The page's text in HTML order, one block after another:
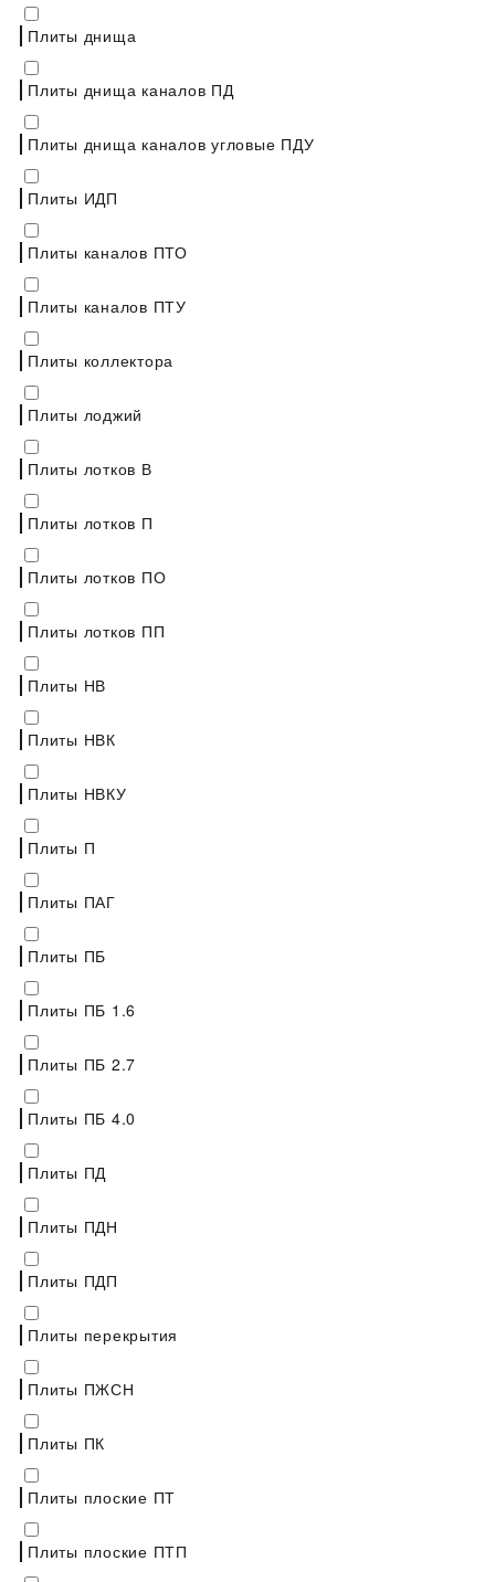
Плиты днища
Плиты днища каналов ПД
Плиты днища каналов угловые ПДУ
Плиты ИДП
Плиты каналов ПТО
Плиты каналов ПТУ
Плиты коллектора
Плиты лоджий
Плиты лотков В
Плиты лотков П
Плиты лотков ПО
Плиты лотков ПП
Плиты НВ
Плиты НВК
Плиты НВКУ
Плиты П
Плиты ПАГ
Плиты ПБ
Плиты ПБ 1.6
Плиты ПБ 2.7
Плиты ПБ 4.0
Плиты ПД
Плиты ПДН
Плиты ПДП
Плиты перекрытия
Плиты ПЖСН
Плиты ПК
Плиты плоские ПТ
Плиты плоские ПТП